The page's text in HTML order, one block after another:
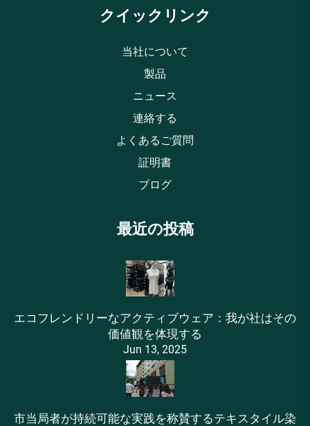
クイックリンク
当社について
製品
ニュース
連絡する
よくあるご質問
証明書
ブログ
最近の投稿
エコフレンドリーなアクティブウェア：我が社はその
価値観を体現する
Jun 13, 2025
市当局者が持続可能な実践を称賛するテキスタイル染